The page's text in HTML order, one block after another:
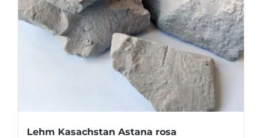
Lehm Kasachstan Astana rosa